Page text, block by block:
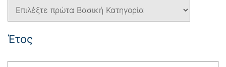
Έτος